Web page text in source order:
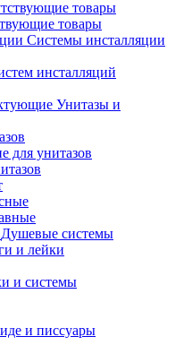
товары
Системы инсталляции
инсталляций
Унитазы и
для унитазов
Душевые системы
и лейки
и системы
и писсуары